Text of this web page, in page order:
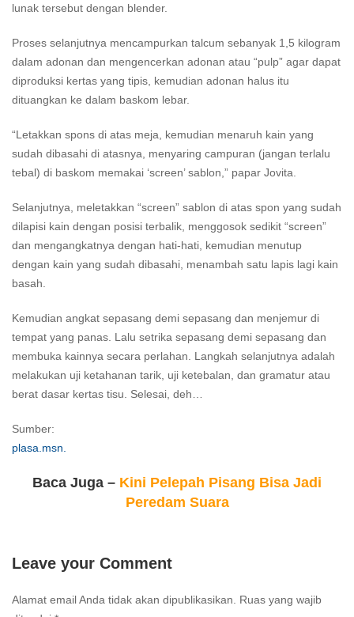
lunak tersebut dengan blender.
Proses selanjutnya mencampurkan talcum sebanyak 1,5 kilogram
dalam adonan dan mengencerkan adonan atau “pulp” agar dapat
diproduksi kertas yang tipis, kemudian adonan halus itu
dituangkan ke dalam baskom lebar.
“Letakkan spons di atas meja, kemudian menaruh kain yang
sudah dibasahi di atasnya, menyaring campuran (jangan terlalu
tebal) di baskom memakai ‘screen’ sablon,” papar Jovita.
Selanjutnya, meletakkan “screen” sablon di atas spon yang sudah
dilapisi kain dengan posisi terbalik, menggosok sedikit “screen”
dan mengangkatnya dengan hati-hati, kemudian menutup
dengan kain yang sudah dibasahi, menambah satu lapis lagi kain
basah.
Kemudian angkat sepasang demi sepasang dan menjemur di
tempat yang panas. Lalu setrika sepasang demi sepasang dan
membuka kainnya secara perlahan. Langkah selanjutnya adalah
melakukan uji ketahanan tarik, uji ketebalan, dan gramatur atau
berat dasar kertas tisu. Selesai, deh…
Sumber:
plasa.msn.
Baca Juga – Kini Pelepah Pisang Bisa Jadi
Peredam Suara
Leave your Comment
Alamat email Anda tidak akan dipublikasikan.
Ruas yang wajib